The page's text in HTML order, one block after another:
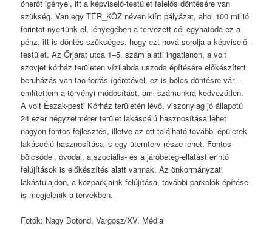
önerőt igényel, itt a képviselő-testület felelős döntésére van
szükség. Van egy TÉR_KÖZ néven kiírt pályázat, ahol 100 millió
forintot nyertünk el, lényegében a tervezett cél egyhatoda ez a
pénz, itt is döntés szükséges, hogy ezt hová sorolja a képviselő-
testület. Az Őrjárat utca 1–5. szám alatti ingatlanon, a volt
szovjet kórház területen vízilabda uszoda építésére előkészített
beruházás van tao-forrás ígéretével, ez is bölcs döntésre vár –
említettem a törvényi módosítást, ami számunkra kedvezőtlen.
A volt Észak-pesti Kórház területén lévő, viszonylag jó állapotú
24 ezer négyzetméter terület lakáscélú hasznosítása lehet
nagyon fontos fejlesztés, illetve az ott található további épületek
lakáscélú hasznosítása is egy ütemterv része lehet. Fontos
bölcsődei, óvodai, a szociális- és a járóbeteg-ellátást érintő
felújítások is előkészítés alatt vannak. Az önkormányzati
lakástulajdon, a közparkjaink felújítása, további parkolók építése
is megjelenik a tervekben.
Fotók: Nagy Botond, Vargosz/XV. Média